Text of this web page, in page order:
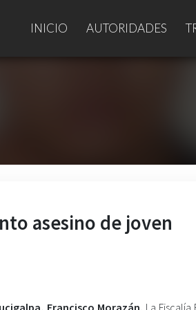
INICIO AUTORIDADES
asesino de joven
Francisco Morazán. La